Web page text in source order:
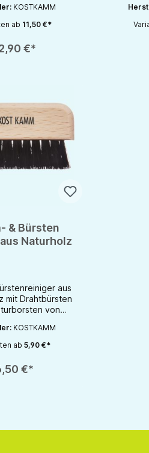
KOSTKAMM
ab 11,50 €*
€*
& Bürsten
Naturholz
aus
mit Drahtbürsten
von
aus Buche,
oder
in
KOSTKAMM
ab 5,90 €*
€*